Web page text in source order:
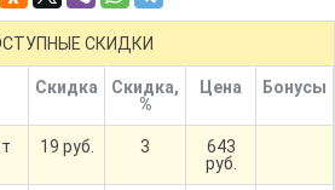
СКИДКИ
Скидка
Скидка,
%
Цена Бонусы
19 руб. 3
643
руб.